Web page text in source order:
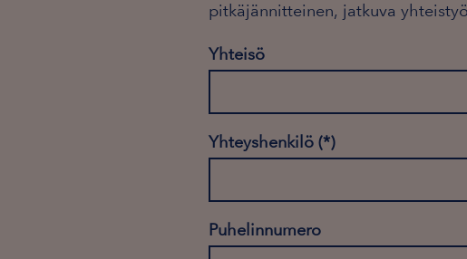
pitkäjännitteinen, jatkuva
Yhteisö
Yhteyshenkilö
Puhelinnumero